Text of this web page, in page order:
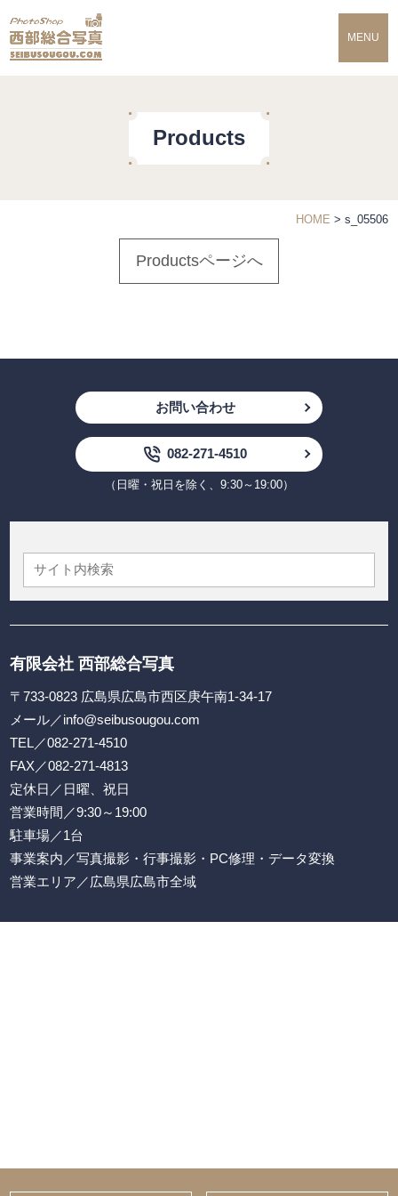
MENU
Products
HOME > s_05506
Productsページへ
お問い合わせ
082-271-4510
（日曜・祝日を除く、9:30～19:00）
有限会社 西部総合写真
〒733-0823 広島県広島市西区庚午南1-34-17
メール／info@seibusougou.com
TEL／082-271-4510
FAX／082-271-4813
定休日／日曜、祝日
営業時間／9:30～19:00
駐車場／1台
事業案内／写真撮影・行事撮影・PC修理・データ変換
営業エリア／広島県広島市全域